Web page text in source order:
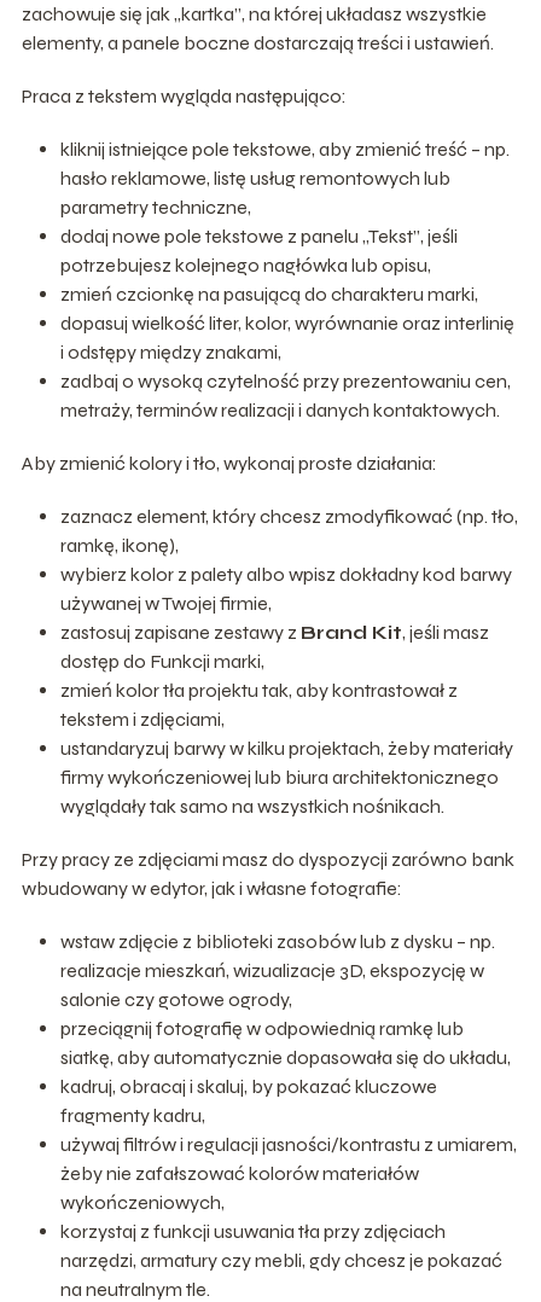
zachowuje się jak „kartka”, na której układasz wszystkie
elementy, a panele boczne dostarczają treści i ustawień.
Praca z tekstem wygląda następująco:
kliknij istniejące pole tekstowe, aby zmienić treść – np.
hasło reklamowe, listę usług remontowych lub
parametry techniczne,
dodaj nowe pole tekstowe z panelu „Tekst”, jeśli
potrzebujesz kolejnego nagłówka lub opisu,
zmień czcionkę na pasującą do charakteru marki,
dopasuj wielkość liter, kolor, wyrównanie oraz interlinię
i odstępy między znakami,
zadbaj o wysoką czytelność przy prezentowaniu cen,
metraży, terminów realizacji i danych kontaktowych.
Aby zmienić kolory i tło, wykonaj proste działania:
zaznacz element, który chcesz zmodyfikować (np. tło,
ramkę, ikonę),
wybierz kolor z palety albo wpisz dokładny kod barwy
używanej w Twojej firmie,
zastosuj zapisane zestawy z Brand Kit, jeśli masz
dostęp do Funkcji marki,
zmień kolor tła projektu tak, aby kontrastował z
tekstem i zdjęciami,
ustandaryzuj barwy w kilku projektach, żeby materiały
firmy wykończeniowej lub biura architektonicznego
wyglądały tak samo na wszystkich nośnikach.
Przy pracy ze zdjęciami masz do dyspozycji zarówno bank
wbudowany w edytor, jak i własne fotografie:
wstaw zdjęcie z biblioteki zasobów lub z dysku – np.
realizacje mieszkań, wizualizacje 3D, ekspozycję w
salonie czy gotowe ogrody,
przeciągnij fotografię w odpowiednią ramkę lub
siatkę, aby automatycznie dopasowała się do układu,
kadruj, obracaj i skaluj, by pokazać kluczowe
fragmenty kadru,
używaj filtrów i regulacji jasności/kontrastu z umiarem,
żeby nie zafałszować kolorów materiałów
wykończeniowych,
korzystaj z funkcji usuwania tła przy zdjęciach
narzędzi, armatury czy mebli, gdy chcesz je pokazać
na neutralnym tle.